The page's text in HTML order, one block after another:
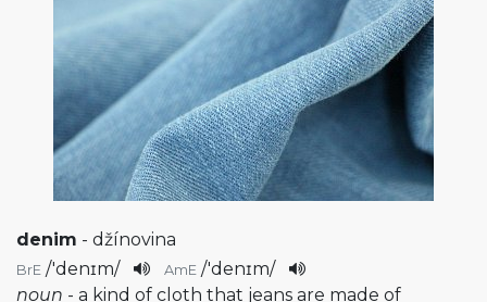
denim - džínovina
BrE /'denɪm/ AmE /'denɪm/
noun - a kind of cloth that jeans are made of